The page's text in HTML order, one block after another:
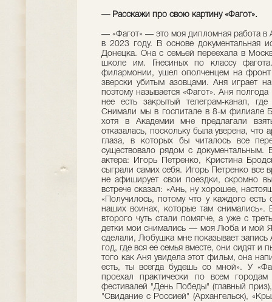
— Расскажи про свою картину «Фагот».
— «Фагот» — это моя дипломная работа в
в 2023 году. В основе документальная
Донецка. Она с семьей переехала в
школе им. Гнесиных по классу
филармонии, ушел ополченцем на
зверски убитым азовцами. Аня играет
поэтому называется «Фагот». Аня
нее есть закрытый телеграм-канал,
Снимали мы в госпитале в 8-м филиале
хотя в Академии мне предлагали
отказалась, поскольку была уверена,
глаза, в которых бы читалось все
существовало рядом с
актера: Игорь Петренко, Кристина
сыграли самих себя. Игорь Петренко все
не афиширует свои поездки, скромно
встрече сказал: «Ань, ну хорошее,
«Получилось, потому что у каждого
наших воинах, которые там
второго чуть стали помягче, а уже с
детки мои снимались — моя Люба и мой
сделали, Любушка мне показывает запись
год, где вся ее семья вместе, они сидят и
того как Аня увидела этот фильм, она
есть, ты всегда будешь со мной». У
проехал практически по всем
фестивалей "День Победы" (главный
"Свидание с Россией" (Архангельск),